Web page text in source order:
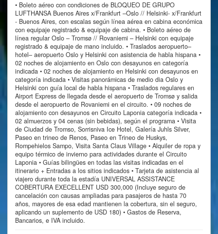
• Boleto aéreo con condiciones de BLOQUEO DE GRUPO
LUFTHANSA Buenos Aires x/Frankfurt –Oslo // Helsinki- x/Frankfurt
- Buenos Aires, con escalas según línea aérea en cabina económica
con equipaje registrado & equipaje de cabina. • Boleto aéreo de
línea regular Oslo – Tromsø // Rovaniemi – Helsinki con equipaje
registrado & equipaje de mano incluido. • Traslados aeropuerto–
hotel– aeropuerto Oslo y Helsinki con asistencia de habla hispana •
02 noches de alojamiento en Oslo con desayunos en categoría
indicada • 02 noches de alojamiento en Helsinki con desayunos en
categoría indicada • Visitas panorámicas de medio dia Oslo y
Helsinki con guía local de habla hispana • Traslados regulares en
Airport Express de llegada desde el aeropuerto de Tromsø y salida
desde el aeropuerto de Rovaniemi en el circuito. • 09 noches de
alojamiento con desayunos en Circuito Laponia categoría indicada •
02 almuerzos y 04 cenas (sin bebidas), según el programa • Visita
de Ciudad de Tromso, Sorrisniva Ice Hotel, Galería Juhls Silver,
Paseo en trineo de Renos, Paseo en Trineo de Huskys,
Rompehielos Sampo, Visita Santa Claus Village • Alquiler de ropa y
equipo térmico de invierno para actividades durante el Circuito
Laponia • Guías bilingües en todas las visitas indicadas en el
itinerario + Entradas a los sitios indicados • Tarjeta de asistencia al
viajero durante toda la estadía UNIVERSAL ASSISTANCE
COBERTURA EXECELLENT USD 300,000 (Incluye seguro de
cancelación con causas ampliadas para pasajeros de hasta 70
años, mayores de esa edad mantienen la cobertura, sin el seguro,
aplicando un suplemento de USD 180) • Gastos de Reserva,
Bancarios, e IVA incluido.